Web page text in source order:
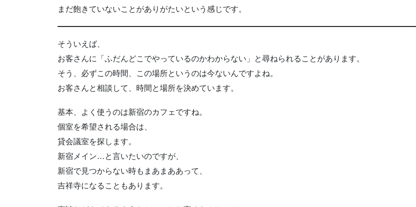
まだ飽きていないことがありがたいという感じです。
そういえば、
お客さんに「ふだんどこでやっているのかわからない」と尋ねられることがあります。
そう、必ずこの時間、この場所というのは今ないんですよね。
お客さんと相談して、時間と場所を決めています。
基本、よく使うのは新宿のカフェですね。
個室を希望される場合は、
貸会議室を探します。
新宿メイン…と言いたいのですが、
新宿で見つからない時もまあまああって、
吉祥寺になることもあります。